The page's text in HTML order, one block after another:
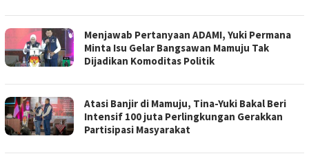
Menjawab Pertanyaan ADAMI, Yuki Permana
Minta Isu Gelar Bangsawan Mamuju Tak
Dijadikan Komoditas Politik
Atasi Banjir di Mamuju, Tina-Yuki Bakal Beri
Intensif 100 juta Perlingkungan Gerakkan
Partisipasi Masyarakat